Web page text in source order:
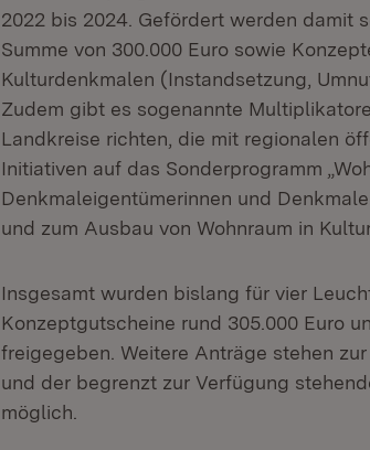
2022 bis 2024. Gefördert werden damit
Summe von 300.000 Euro sowie
Kulturdenkmalen (Instandsetzung,
Zudem gibt es sogenannte
Landkreise richten, die mit regionalen
Initiativen auf das Sonderprogramm
Denkmaleigentümerinnen und
und zum Ausbau von Wohnraum in
Insgesamt wurden bislang für vier
Konzeptgutscheine rund 305.000 Euro
freigegeben. Weitere Anträge stehen
und der begrenzt zur Verfügung
möglich.